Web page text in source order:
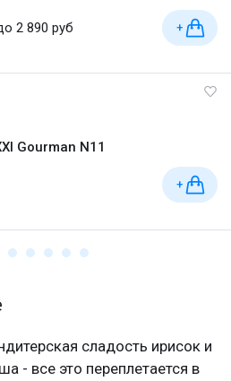
2 890 руб +
Gourman N11
+
сладость ирисок и
- все это переплетается в